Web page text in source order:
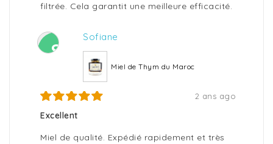
filtrée. Cela garantit une meilleure efficacité.
S
Sofiane
Miel de Thym du Maroc
2 ans ago
Excellent
Miel de qualité. Expédié rapidement et très